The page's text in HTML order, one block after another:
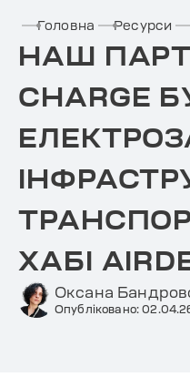
Головна Ресурси
НАШ
CHARGE
ХАБІ
Оксана
Опубліковано: